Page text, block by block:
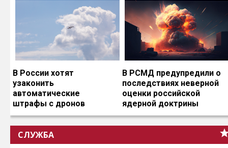
В России хотят
узаконить
автоматические
штрафы с дронов
В РСМД предупредили о
последствиях неверной
оценки российской
ядерной доктрины
СЛУЖБА